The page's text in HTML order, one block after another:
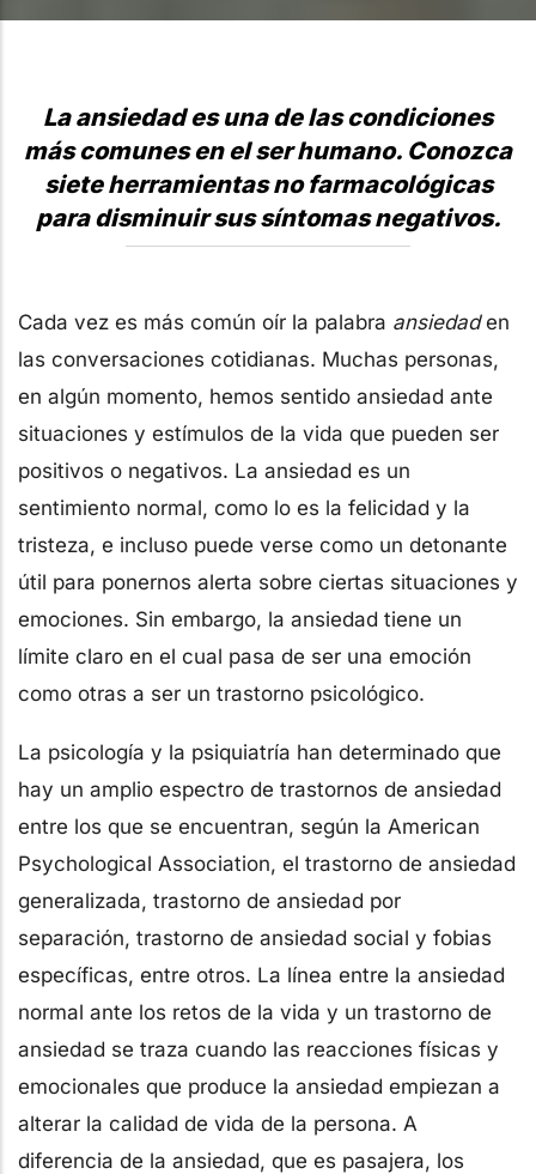
La ansiedad es una de las condiciones
más comunes en el ser humano. Conozca
siete herramientas no farmacológicas
para disminuir sus síntomas negativos.
Cada vez es más común oír la palabra ansiedaden
las conversaciones cotidianas. Muchas personas,
en algún momento, hemos sentido ansiedad ante
situaciones y estímulos de la vida que pueden ser
positivos o negativos. La ansiedad es un
sentimiento normal, como lo es la felicidad y la
tristeza, e incluso puede verse como un detonante
útil para ponernos alerta sobre ciertas situaciones y
emociones. Sin embargo, la ansiedad tiene un
límite claro en el cual pasa de ser una emoción
como otras a ser un trastorno psicológico.
La psicología y la psiquiatría han determinado que
hay un amplio espectro de trastornos de ansiedad
entre los que se encuentran, según la American
Psychological Association, el trastorno de ansiedad
generalizada, trastorno de ansiedad por
separación, trastorno de ansiedad social y fobias
específicas, entre otros. La línea entre la ansiedad
normal ante los retos de la vida y un trastorno de
ansiedad se traza cuando las reacciones físicas y
emocionales que produce la ansiedad empiezan a
alterar la calidad de vida de la persona. A
diferencia de la ansiedad, que es pasajera, los